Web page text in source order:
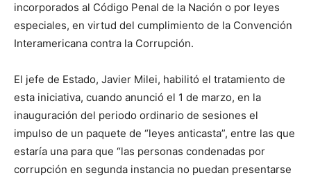
incorporados al Código Penal de la Nación o por leyes
especiales, en virtud del cumplimiento de la Convención
Interamericana contra la Corrupción.
El jefe de Estado, Javier Milei, habilitó el tratamiento de
esta iniciativa, cuando anunció el 1 de marzo, en la
inauguración del periodo ordinario de sesiones el
impulso de un paquete de “leyes anticasta”, entre las que
estaría una para que “las personas condenadas por
corrupción en segunda instancia no puedan presentarse